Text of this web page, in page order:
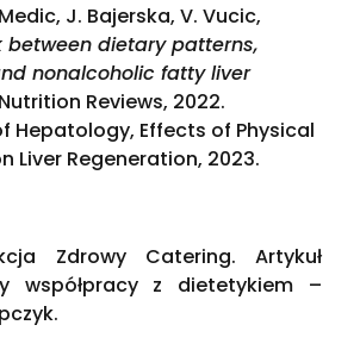
J. Bajerska, V. Vucic,
between dietary patterns,
nonalcoholic fatty liver
Reviews, 2022.
Hepatology, Effects of Physical
Liver Regeneration, 2023.
Zdrowy Catering. Artykuł
współpracy z dietetykiem –